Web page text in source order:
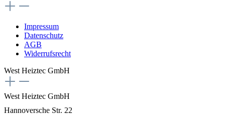
Impressum
Datenschutz
AGB
Widerrufsrecht
West Heiztec GmbH
West Heiztec GmbH
Hannoversche Str. 22